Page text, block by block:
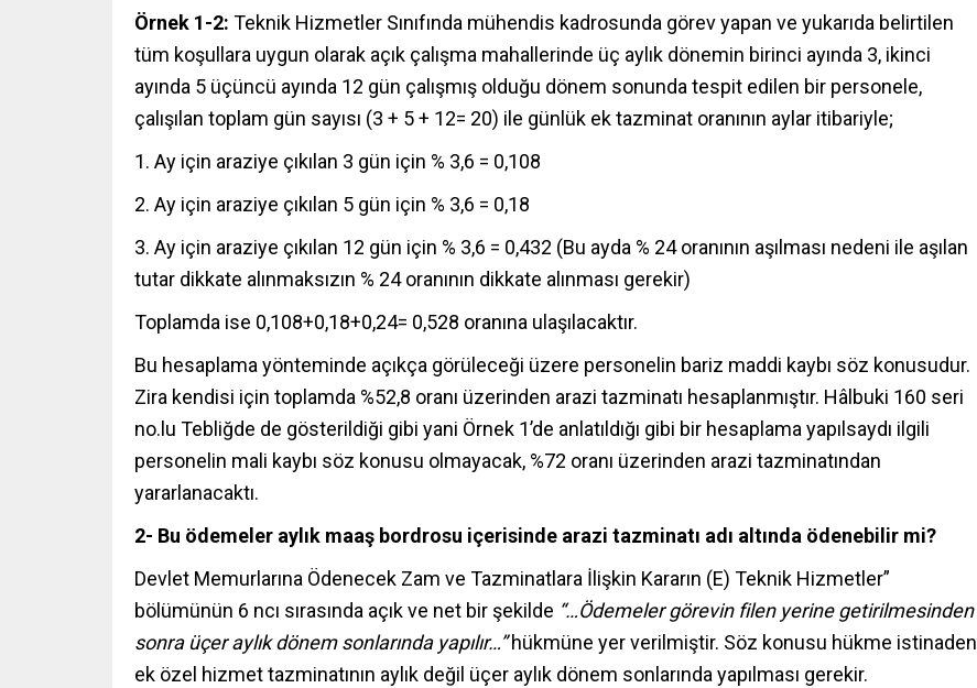
Örnek 1-2: Teknik Hizmetler Sınıfında mühendis kadrosunda görev yapan ve yukarıda belirtilen
tüm koşullara uygun olarak açık çalışma mahallerinde üç aylık dönemin birinci ayında 3, ikinci
ayında 5 üçüncü ayında 12 gün çalışmış olduğu dönem sonunda tespit edilen bir personele,
çalışılan toplam gün sayısı (3 + 5 + 12= 20) ile günlük ek tazminat oranının aylar itibariyle;
1. Ay için araziye çıkılan 3 gün için % 3,6 = 0,108
2. Ay için araziye çıkılan 5 gün için % 3,6 = 0,18
3. Ay için araziye çıkılan 12 gün için % 3,6 = 0,432 (Bu ayda % 24 oranının aşılması nedeni ile aşılan
tutar dikkate alınmaksızın % 24 oranının dikkate alınması gerekir)
Toplamda ise 0,108+0,18+0,24= 0,528 oranına ulaşılacaktır.
Bu hesaplama yönteminde açıkça görüleceği üzere personelin bariz maddi kaybı söz konusudur.
Zira kendisi için toplamda %52,8 oranı üzerinden arazi tazminatı hesaplanmıştır. Hâlbuki 160 seri
no.lu Tebliğde de gösterildiği gibi yani Örnek 1’de anlatıldığı gibi bir hesaplama yapılsaydı ilgili
personelin mali kaybı söz konusu olmayacak, %72 oranı üzerinden arazi tazminatından
yararlanacaktı.
2- Bu ödemeler aylık maaş bordrosu içerisinde arazi tazminatı adı altında ödenebilir mi?
Devlet Memurlarına Ödenecek Zam ve Tazminatlara İlişkin Kararın (E) Teknik Hizmetler”
bölümünün 6 ncı sırasında açık ve net bir şekilde “…Ödemeler görevin filen yerine getirilmesinden
sonra üçer aylık dönem sonlarında yapılır…”hükmüne yer verilmiştir. Söz konusu hükme istinaden
ek özel hizmet tazminatının aylık değil üçer aylık dönem sonlarında yapılması gerekir.